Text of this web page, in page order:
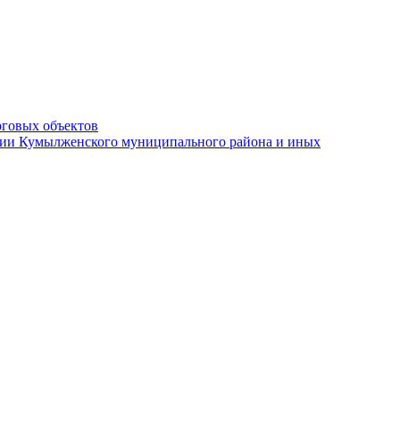
объектов
Кумылженского муниципального района и иных